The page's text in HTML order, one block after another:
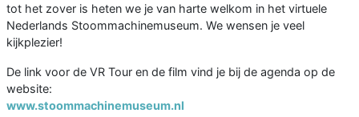
tot het zover is heten we je van harte welkom in het virtuele
Nederlands Stoommachinemuseum. We wensen je veel
kijkplezier!
De link voor de VR Tour en de film vind je bij de agenda op de
website:
www.stoommachinemuseum.nl